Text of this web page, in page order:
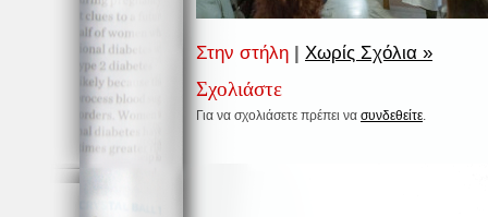
Στην στήλη Χωρίς Σχόλια »
Σχολιάστε
Για να σχολιάσετε πρέπει να συνδεθείτε